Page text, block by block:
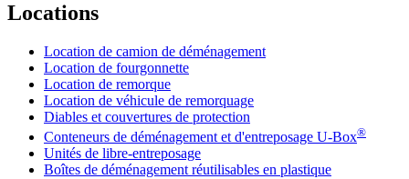
Locations
Location de camion de déménagement
Location de fourgonnette
Location de remorque
Location de véhicule de remorquage
Diables et couvertures de protection
Conteneurs de déménagement et d'entreposage U-Box®
Unités de libre-entreposage
Boîtes de déménagement réutilisables en plastique